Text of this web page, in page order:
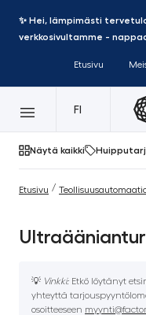
✨ Hei, lämpimästi
verkkosivultamme -
Etusivu
FI
Näytä kaikki
Etusivu /
💡 Vinkki: Etkö löytänyt
yhteyttä
osoitteeseen